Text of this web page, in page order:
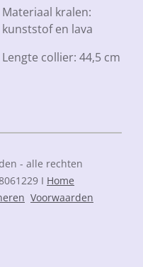
Materiaal kralen:
kunststof en lava
Lengte collier: 44,5 cm
- alle rechten
I Home
Voorwaarden